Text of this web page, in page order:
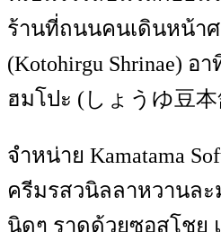
ร้านที่ถนนคนเดินหน้าศ
(Kotohirgu Shrinae) อ
ฮมโปะ (しょうゆ豆
จำหน่าย Kamatama
ครีมรสวนิลลาหวานล
นิดๆ ราดด้วยซอสโชยุ